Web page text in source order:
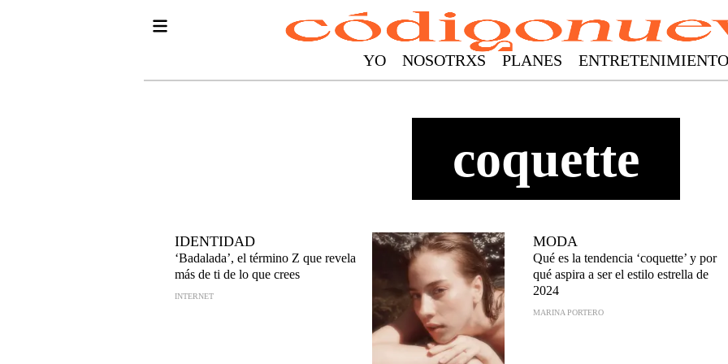
YO NOSOTRXS PLANES ENTRETENIMIENTO
coquette
IDENTIDAD
‘Badalada’, el término Z que revela
más de ti de lo que crees
INTERNET
MODA
Qué es la tendencia ‘coquette’ y por
qué aspira a ser el estilo estrella de
2024
MARINA PORTERO